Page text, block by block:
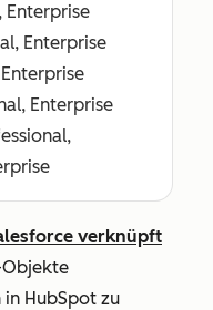
Enterprise
Enterprise
Enterprise
verknüpft
Objekte
HubSpot zu